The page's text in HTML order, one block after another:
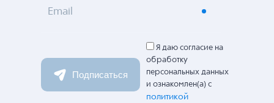
Email
Подписаться
Я даю согласие на
обработку
персональных данных
и ознакомлен(а) с
политикой